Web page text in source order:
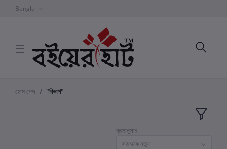
Bangla
হোম পেজ "বিভাগ"
ক্রমানুসার
সবথেকে নতুন